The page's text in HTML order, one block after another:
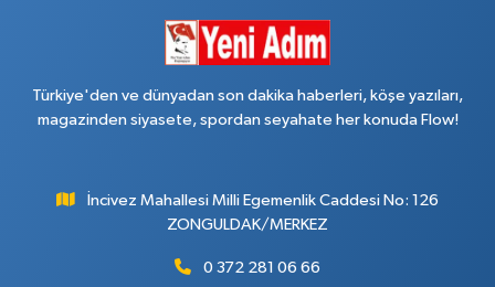
Türkiye'den ve dünyadan son dakika haberleri, köşe yazıları,
magazinden siyasete, spordan seyahate her konuda Flow!
İncivez Mahallesi Milli Egemenlik Caddesi No: 126
ZONGULDAK/MERKEZ
0 372 281 06 66